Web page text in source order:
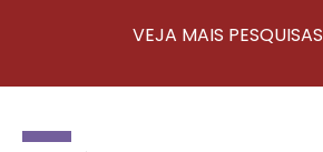
VEJA MAIS PESQUISAS